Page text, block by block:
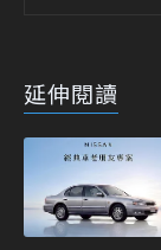
延伸閱讀